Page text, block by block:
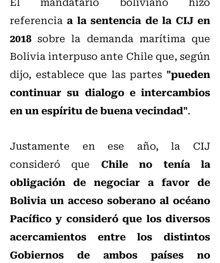
referenciaa la sentencia de la CIJ en
2018 sobre la demanda marítima que
Bolivia interpuso ante Chile que, según
dijo, establece que las partes "pueden
continuar su dialogo e intercambios
en un espíritu de buena vecindad".
Justamente en ese año, la CIJ
consideró que Chile no tenía la
obligación de negociar a favor de
Bolivia un acceso soberano al océano
Pacífico y consideró que los diversos
acercamientos entre los distintos
Gobiernos de ambos países no